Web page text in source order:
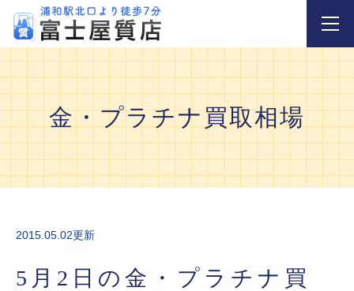
金・プラチナ買取相場
2015.05.02更新
5月2日の金・プラチナ買